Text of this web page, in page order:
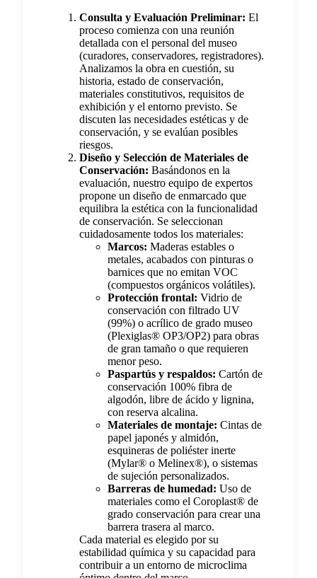
Consulta y Evaluación Preliminar: El
proceso comienza con una reunión
detallada con el personal del museo
(curadores, conservadores, registradores).
Analizamos la obra en cuestión, su
historia, estado de conservación,
materiales constitutivos, requisitos de
exhibición y el entorno previsto. Se
discuten las necesidades estéticas y de
conservación, y se evalúan posibles
riesgos.
Diseño y Selección de Materiales de
Conservación: Basándonos en la
evaluación, nuestro equipo de expertos
propone un diseño de enmarcado que
equilibra la estética con la funcionalidad
de conservación. Se seleccionan
cuidadosamente todos los materiales:
Marcos: Maderas estables o
metales, acabados con pinturas o
barnices que no emitan VOC
(compuestos orgánicos volátiles).
Protección frontal: Vidrio de
conservación con filtrado UV
(99%) o acrílico de grado museo
(Plexiglas® OP3/OP2) para obras
de gran tamaño o que requieren
menor peso.
Paspartús y respaldos: Cartón de
conservación 100% fibra de
algodón, libre de ácido y lignina,
con reserva alcalina.
Materiales de montaje: Cintas de
papel japonés y almidón,
esquineras de poliéster inerte
(Mylar® o Melinex®), o sistemas
de sujeción personalizados.
Barreras de humedad: Uso de
materiales como el Coroplast® de
grado conservación para crear una
barrera trasera al marco.
Cada material es elegido por su
estabilidad química y su capacidad para
contribuir a un entorno de microclima